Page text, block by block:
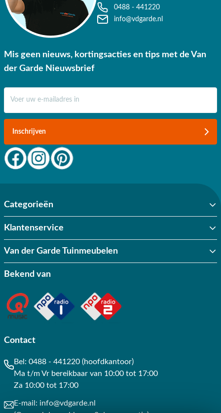
0488 - 441220
info@vdgarde.nl
Mis geen nieuws, kortingsacties en tips met de Van
der Garde Nieuwsbrief
Inschrijven
Categorieën
Klantenservice
Van der Garde Tuinmeubelen
Bekend van
Contact
Bel: 0488 - 441220 (hoofdkantoor)
Ma t/m Vr bereikbaar van 10:00 tot 17:00
Za 10:00 tot 17:00
E-mail: info@vdgarde.nl